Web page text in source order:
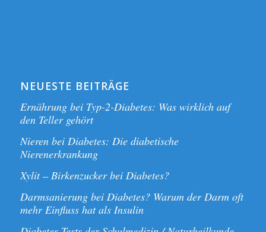
NEUESTE BEITRÄGE
Ernährung bei Typ-2-Diabetes: Was wirklich auf
den Teller gehört
Nieren bei Diabetes: Die diabetische
Nierenerkrankung
Xylit – Birkenzucker bei Diabetes?
Darmsanierung bei Diabetes? Warum der Darm oft
mehr Einfluss hat als Insulin